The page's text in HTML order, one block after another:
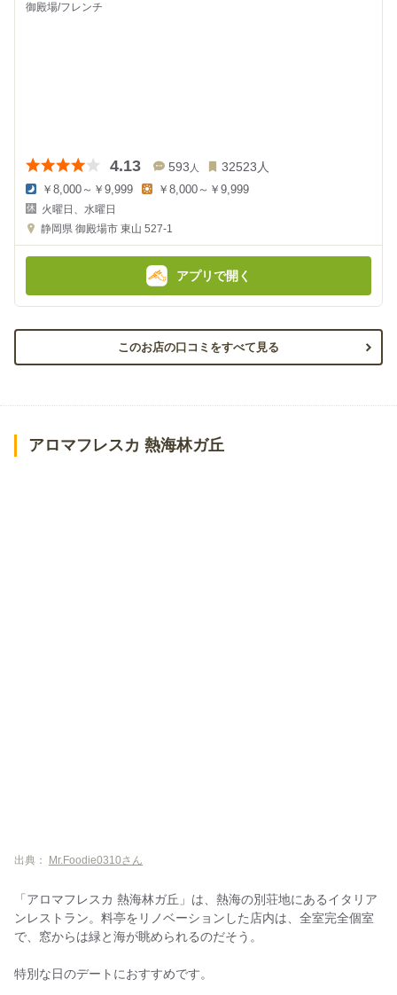
御殿場/フレンチ
4.13 593 人 32523 人
夜
の
金
￥8,000～￥9,999
金
￥8,000～￥9,999
火曜日、水曜日
静岡県 御殿場市 東山 527-1
アプリで開く
このお店の口コミをすべて見る
アロマフレスカ 熱海林ガ丘
出典： Mr.Foodie0310さん
「アロマフレスカ 熱海林ガ丘」は、熱海の別荘地にあるイタリア
ンレストラン。料亭をリノベーションした店内は、全室完全個室
で、窓からは緑と海が眺められるのだそう。
特別な日のデートにおすすめです。